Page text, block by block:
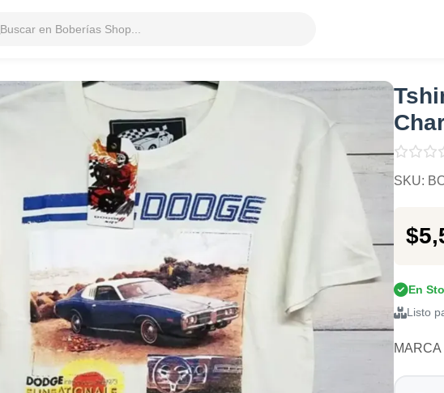
Buscar en Boberías Shop...
SKU:
En
Listo